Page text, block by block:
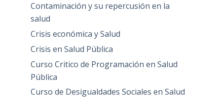
Contaminación y su repercusión en la
salud
Crisis económica y Salud
Crisis en Salud Pública
Curso Critico de Programación en Salud
Pública
Curso de Desigualdades Sociales en Salud